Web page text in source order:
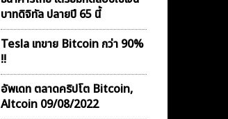
บาทดิจิทัล ปลายปี 65 นี้
Tesla เทขาย Bitcoin กว่า 90%
!!
อัพเดท ตลาดคริปโต Bitcoin,
Altcoin 09/08/2022